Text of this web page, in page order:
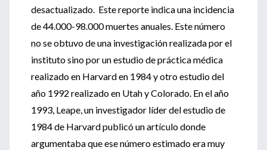
desactualizado. Este reporte indica una incidencia
de 44.000-98.000 muertes anuales. Este número
no se obtuvo de una investigación realizada por el
instituto sino por un estudio de práctica médica
realizado en Harvard en 1984 y otro estudio del
año 1992 realizado en Utah y Colorado. En el año
1993, Leape, un investigador líder del estudio de
1984 de Harvard publicó un artículo donde
argumentaba que ese número estimado era muy